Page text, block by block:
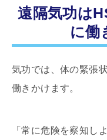
遠隔気功は
に働
気功では、体の緊張
働きかけます。
「常に危険を察知し